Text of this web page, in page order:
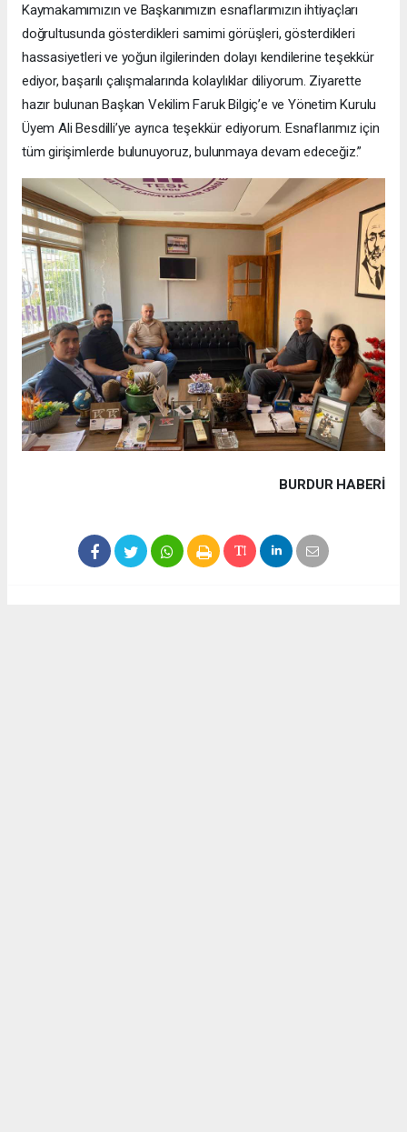
Kaymakamımızın ve Başkanımızın esnaflarımızın ihtiyaçları
doğrultusunda gösterdikleri samimi görüşleri, gösterdikleri
hassasiyetleri ve yoğun ilgilerinden dolayı kendilerine teşekkür
ediyor, başarılı çalışmalarında kolaylıklar diliyorum. Ziyarette
hazır bulunan Başkan Vekilim Faruk Bilgiç’e ve Yönetim Kurulu
Üyem Ali Besdilli’ye ayrıca teşekkür ediyorum. Esnaflarımız için
tüm girişimlerde bulunuyoruz, bulunmaya devam edeceğiz.”
BURDUR HABERİ